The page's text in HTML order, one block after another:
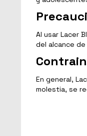
Al usar Lacer
del alcance
En general,
molestia, se